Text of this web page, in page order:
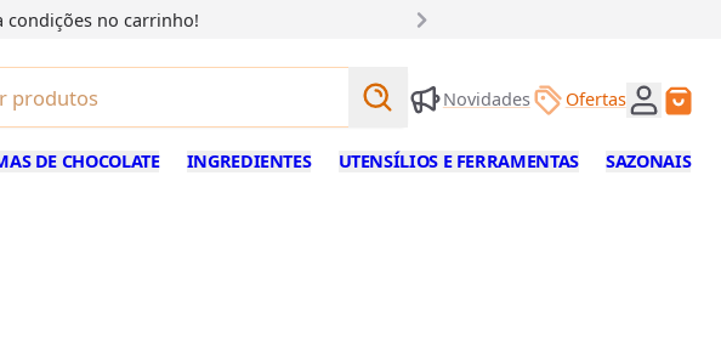
condições no carrinho!
Buscar produtos
Buscar
Novidades Ofertas
DE CHOCOLATE INGREDIENTES UTENSÍLIOS E FERRAMENTAS SAZONAIS